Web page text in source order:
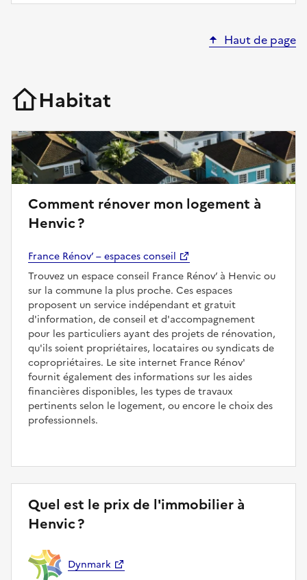
Haut de page
Habitat
Comment rénover mon logement à
Henvic ?
France Rénov’ – espaces conseil
Trouvez un espace conseil France Rénov’ à Henvic ou
sur la commune la plus proche. Ces espaces
proposent un service indépendant et gratuit
d'information, de conseil et d'accompagnement
pour les particuliers ayant des projets de rénovation,
qu'ils soient propriétaires, locataires ou syndicats de
copropriétaires. Le site internet France Rénov'
fournit également des informations sur les aides
financières disponibles, les types de travaux
pertinents selon le logement, ou encore le choix des
professionnels.
Quel est le prix de l'immobilier à
Henvic ?
Dynmark